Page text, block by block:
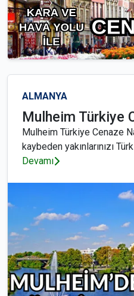
ALMANYA
Mulheim Türkiye
Mulheim Türkiye Cenaze
kaybeden yakınlarınızı
Devamı